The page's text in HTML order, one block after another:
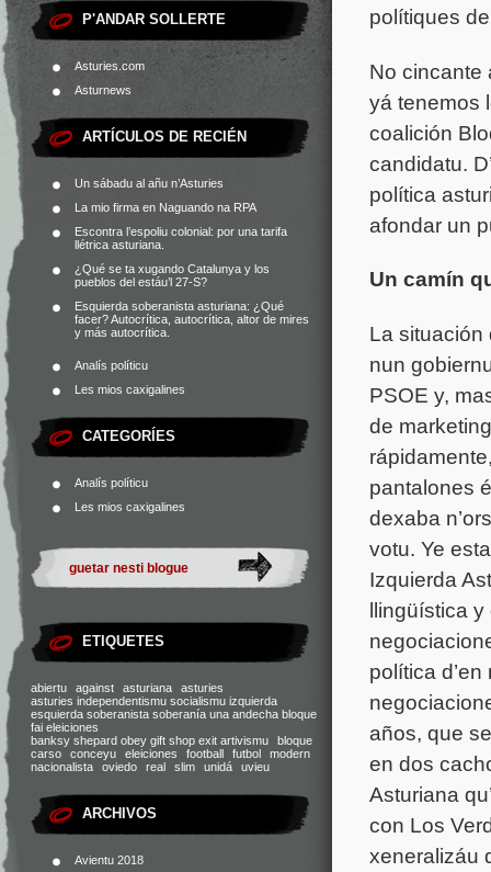
P'ANDAR SOLLERTE
Asturies.com
Asturnews
ARTÍCULOS DE RECIÉN
Un sábadu al añu n’Asturies
La mio firma en Naguando na RPA
Escontra l’espoliu colonial: por una tarifa
llétrica asturiana.
¿Qué se ta xugando Catalunya y los
pueblos del estáu’l 27-S?
Esquierda soberanista asturiana: ¿Qué
facer? Autocrítica, autocrítica, altor de mires
y más autocrítica.
Analís políticu
Les mios caxigalines
CATEGORÍES
Analís políticu
Les mios caxigalines
ETIQUETES
abiertu against asturiana
asturies
asturies independentismu socialismu izquierda
esquierda soberanista soberanía una andecha bloque
fai eleiciones
banksy shepard obey gift shop exit artivismu
bloque
carso
conceyu eleiciones football futbol
modern
nacionalista
oviedo real slim unidá uvieu
ARCHIVOS
Avientu 2018
polítiques
No cincante
yá tenemos
coalición
candidatu.
política
afondar un
Un camín
La situación
nun
PSOE y,
de
pantalones
dexaba
votu. Ye
Izquierda
llingüística y
política
años, que
en dos
Asturiana
con Los
xeneralizáu